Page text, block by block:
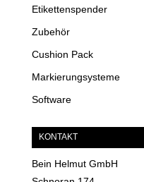
Etikettenspender
Zubehör
Cushion Pack
Markierungsysteme
Software
KONTAKT
Bein Helmut GmbH